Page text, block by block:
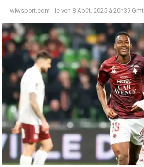
wiwsport.com - le ven 8 Août. 2025 à 20h39 Gmt